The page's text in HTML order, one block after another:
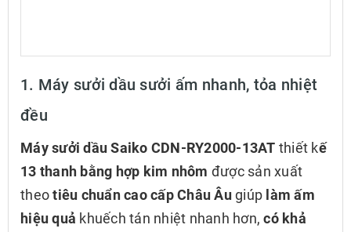
1. Máy sưởi dầu sưởi ấm nhanh, tỏa nhiệt
đều
Máy sưởi dầu Saiko CDN-RY2000-13AT thiết kế
13 thanh bằng hợp kim nhôm được sản xuất
theotiêu chuẩn cao cấp Châu Âugiúp làm ấm
hiệu quả khuếch tán nhiệt nhanh hơn,có khả